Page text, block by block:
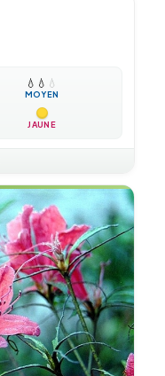
💧 💧 💧
MOYEN
JAUNE